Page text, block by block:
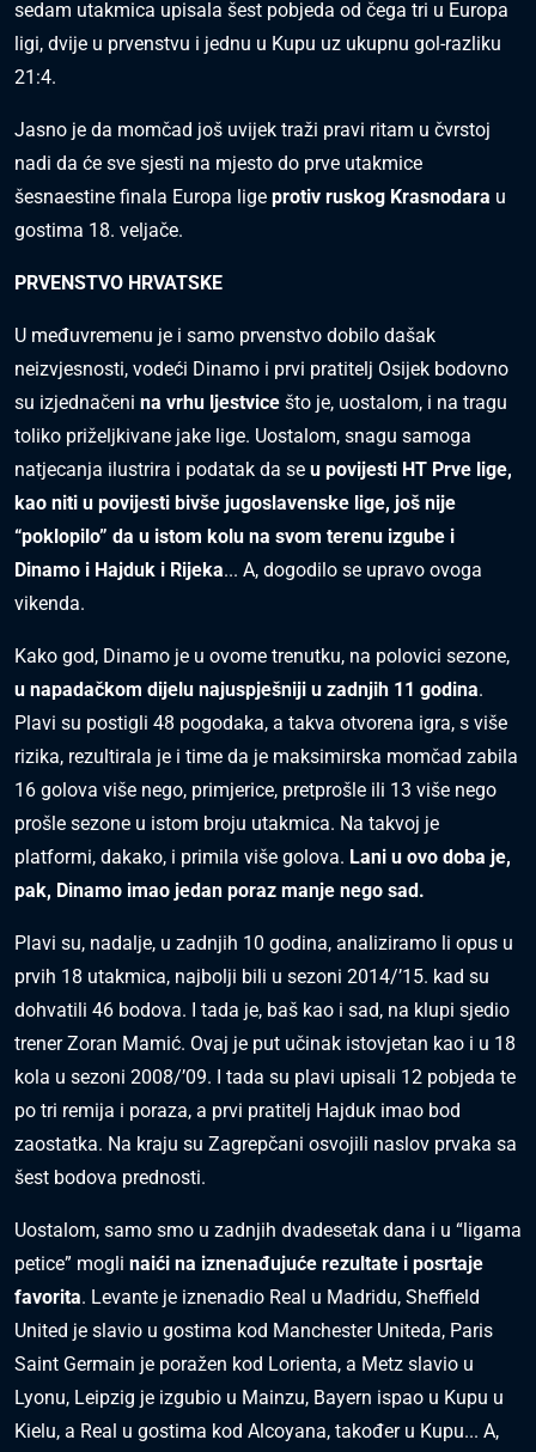
sedam utakmica upisala šest pobjeda od čega tri u Europa
ligi, dvije u prvenstvu i jednu u Kupu uz ukupnu gol-razliku
21:4.
Jasno je da momčad još uvijek traži pravi ritam u čvrstoj
nadi da će sve sjesti na mjesto do prve utakmice
šesnaestine finala Europa lige protiv ruskog Krasnodara u
gostima 18. veljače.
PRVENSTVO HRVATSKE
U međuvremenu je i samo prvenstvo dobilo dašak
neizvjesnosti, vodeći Dinamo i prvi pratitelj Osijek bodovno
su izjednačeni na vrhu ljestvice što je, uostalom, i na tragu
toliko priželjkivane jake lige. Uostalom, snagu samoga
natjecanja ilustrira i podatak da se u povijesti HT Prve lige,
kao niti u povijesti bivše jugoslavenske lige, još nije
“poklopilo” da u istom kolu na svom terenu izgube i
Dinamo i Hajduk i Rijeka... A, dogodilo se upravo ovoga
vikenda.
Kako god, Dinamo je u ovome trenutku, na polovici sezone,
u napadačkom dijelu najuspješniji u zadnjih 11 godina.
Plavi su postigli 48 pogodaka, a takva otvorena igra, s više
rizika, rezultirala je i time da je maksimirska momčad zabila
16 golova više nego, primjerice, pretprošle ili 13 više nego
prošle sezone u istom broju utakmica. Na takvoj je
platformi, dakako, i primila više golova. Lani u ovo doba je,
pak, Dinamo imao jedan poraz manje nego sad.
Plavi su, nadalje, u zadnjih 10 godina, analiziramo li opus u
prvih 18 utakmica, najbolji bili u sezoni 2014/’15. kad su
dohvatili 46 bodova. I tada je, baš kao i sad, na klupi sjedio
trener Zoran Mamić. Ovaj je put učinak istovjetan kao i u 18
kola u sezoni 2008/’09. I tada su plavi upisali 12 pobjeda te
po tri remija i poraza, a prvi pratitelj Hajduk imao bod
zaostatka. Na kraju su Zagrepčani osvojili naslov prvaka sa
šest bodova prednosti.
Uostalom, samo smo u zadnjih dvadesetak dana i u “ligama
petice” mogli naići na iznenađujuće rezultate i posrtaje
favorita. Levante je iznenadio Real u Madridu, Sheffield
United je slavio u gostima kod Manchester Uniteda, Paris
Saint Germain je poražen kod Lorienta, a Metz slavio u
Lyonu, Leipzig je izgubio u Mainzu, Bayern ispao u Kupu u
Kielu, a Real u gostima kod Alcoyana, također u Kupu... A,